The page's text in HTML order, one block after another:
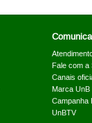
Fale com a
Canais
Marca UnB
Campanha
UnBTV